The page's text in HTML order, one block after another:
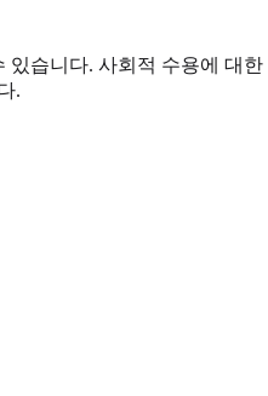
습니다. 사회적 수용에 대
.